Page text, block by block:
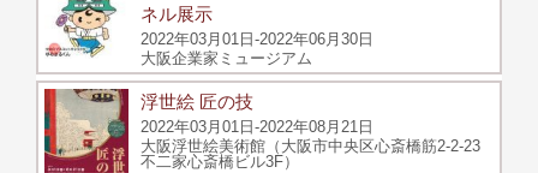
ネル展示
2022年03月01日-2022年06月30日
大阪企業家ミュージアム
浮世絵 匠の技
2022年03月01日-2022年08月21日
大阪浮世絵美術館（大阪市中央区心斎橋筋2-2-23
不二家心斎橋ビル3F）